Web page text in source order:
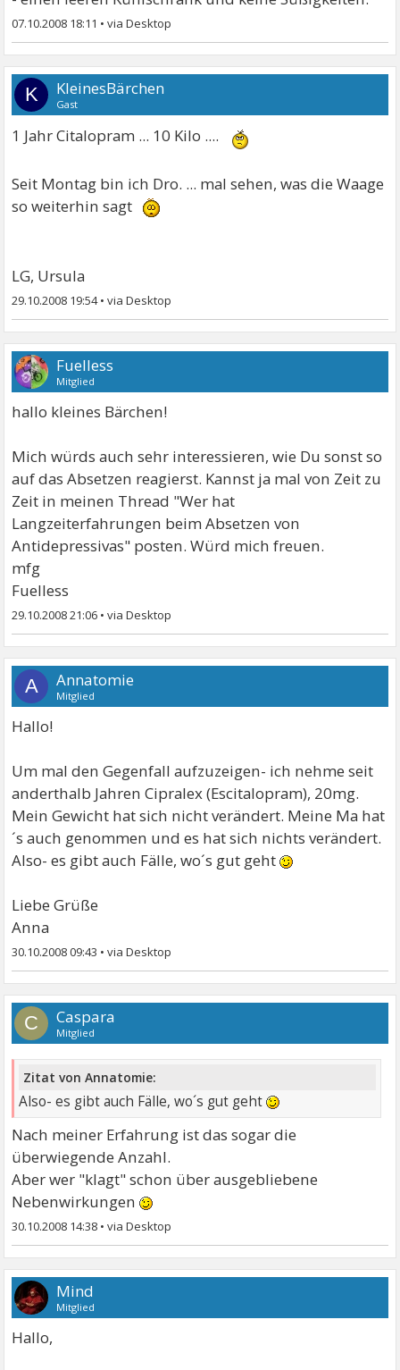
07.10.2008 18:11 •
K KleinesBärchen
Gast
1 Jahr Citalopram ... 10 Kilo ....
Seit Montag bin ich Dro. ... mal sehen, was die Waage
so weiterhin sagt
LG, Ursula
29.10.2008 19:54•
Fuelless
Mitglied
hallo kleines Bärchen!
Mich würds auch sehr interessieren, wie Du sonst so
auf das Absetzen reagierst. Kannst ja mal von Zeit zu
Zeit in meinen Thread "Wer hat
Langzeiterfahrungen beim Absetzen von
Antidepressivas" posten. Würd mich freuen.
mfg
Fuelless
29.10.2008 21:06 •
A Annatomie
Mitglied
Hallo!
Um mal den Gegenfall aufzuzeigen- ich nehme seit
anderthalb Jahren Cipralex (Escitalopram), 20mg.
Mein Gewicht hat sich nicht verändert. Meine Ma hat
´s auch genommen und es hat sich nichts verändert.
Also- es gibt auch Fälle, wo´s gut geht
Liebe Grüße
Anna
30.10.2008 09:43 •
C Caspara
Mitglied
Zitat von Annatomie:
Also- es gibt auch Fälle, wo´s gut geht
Nach meiner Erfahrung ist das sogar die
überwiegende Anzahl.
Aber wer "klagt" schon über ausgebliebene
Nebenwirkungen
30.10.2008 14:38 •
Mind
Mitglied
Hallo,